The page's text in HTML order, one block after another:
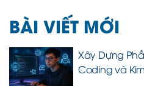
BÀI VIẾT MỚI
Xây Dựng
Coding và